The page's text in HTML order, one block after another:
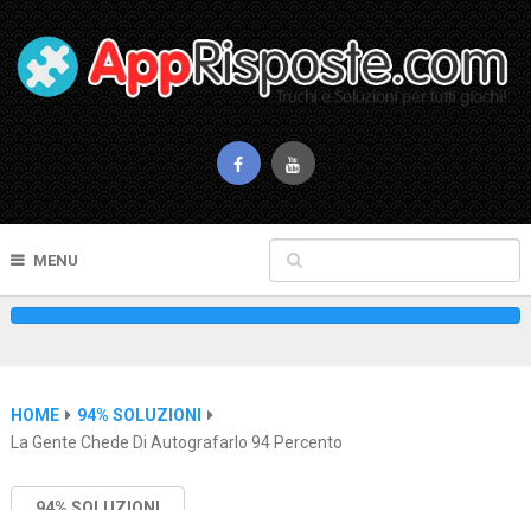
MENU
HOME
94% SOLUZIONI
La Gente Chede Di Autografarlo 94 Percento